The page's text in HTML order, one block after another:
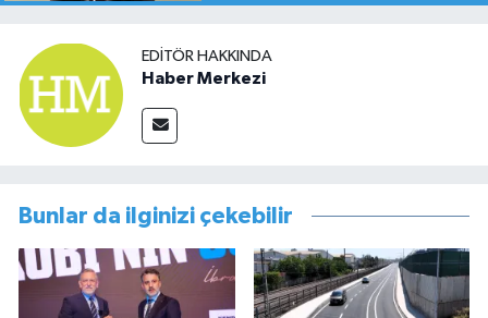
EDITÖR HAKKINDA
Haber Merkezi
Bunlar da ilginizi çekebilir